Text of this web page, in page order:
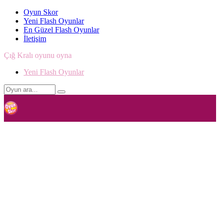
Oyun Skor
Yeni Flash Oyunlar
En Güzel Flash Oyunlar
İletişim
Çığ Kralı oyunu oyna
Yeni Flash Oyunlar